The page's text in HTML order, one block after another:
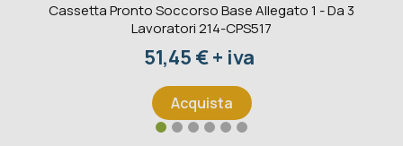
Cassetta Pronto Soccorso Base Allegato 1 - Da 3
Lavoratori 214-CPS517
Prezzo
51,45 € + iva
Acquista